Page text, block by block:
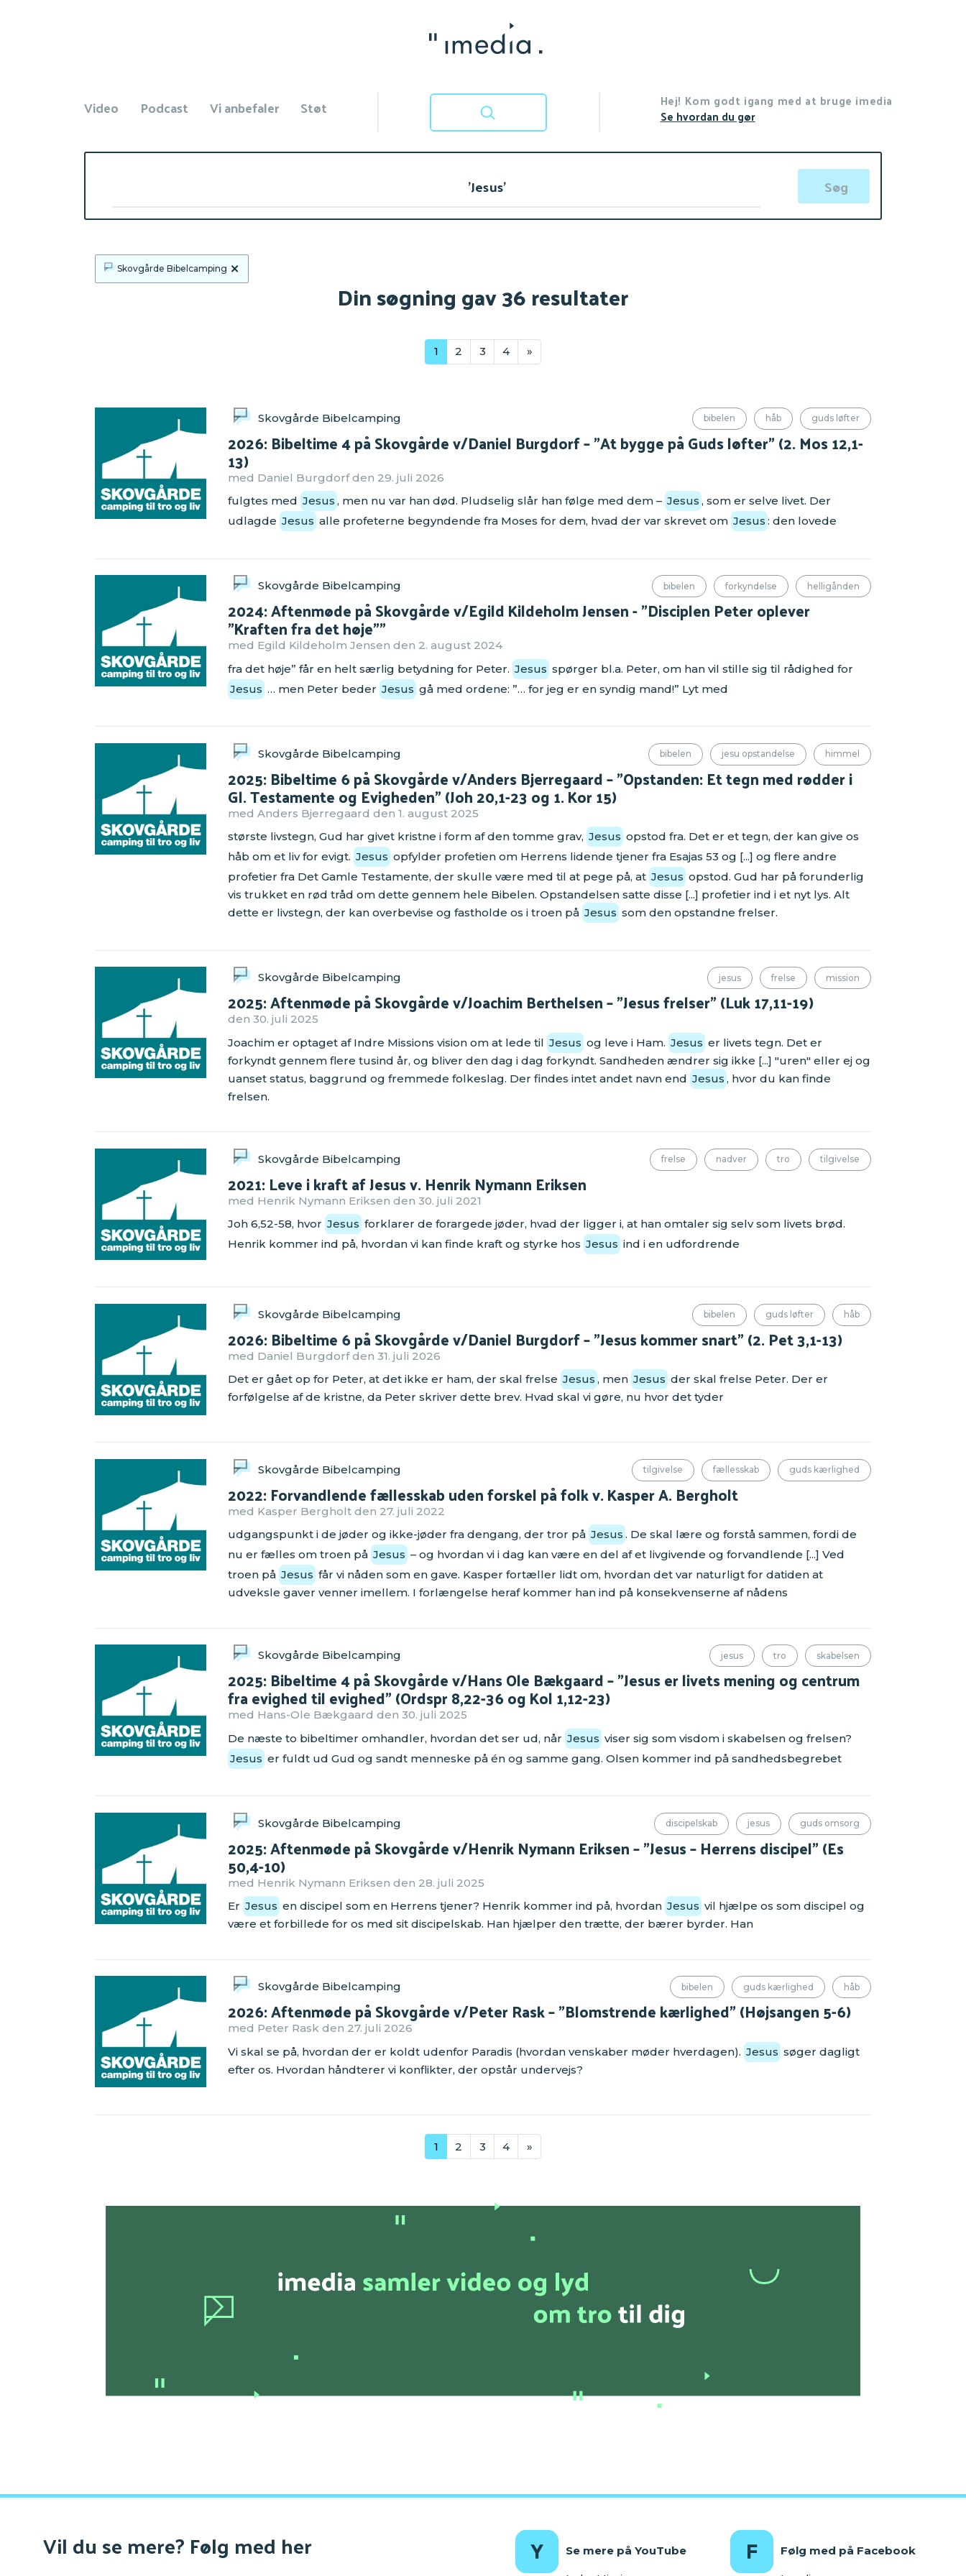
Søg
Video Podcast Vi anbefaler Støt
Hej! Kom godt igang med at bruge imedia
Se hvordan du gør
Skovgårde Bibelcamping ×
Din søgning gav 36 resultater
1 2 3 4 »
Skovgårde Bibelcamping bibelen håb guds løfter
2026: Bibeltime 4 på Skovgårde v/Daniel Burgdorf – "At bygge på Guds løfter” (2. Mos 12,1-
13)
med Daniel Burgdorf den 29. juli 2026
fulgtes med Jesus , men nu var han død. Pludselig slår han følge med dem – Jesus , som er selve livet. Der
udlagde Jesus alle profeterne begyndende fra Moses for dem, hvad der var skrevet om Jesus : den lovede
Skovgårde Bibelcamping bibelen forkyndelse helligånden
2024: Aftenmøde på Skovgårde v/Egild Kildeholm Jensen - "Disciplen Peter oplever
”Kraften fra det høje”"
med Egild Kildeholm Jensen den 2. august 2024
fra det høje” får en helt særlig betydning for Peter. Jesus spørger bl.a. Peter, om han vil stille sig til rådighed for
Jesus … men Peter beder Jesus gå med ordene: ”… for jeg er en syndig mand!” Lyt med
Skovgårde Bibelcamping bibelen jesu opstandelse himmel
2025: Bibeltime 6 på Skovgårde v/Anders Bjerregaard – "Opstanden: Et tegn med rødder i
Gl. Testamente og Evigheden" (Joh 20,1-23 og 1. Kor 15)
med Anders Bjerregaard den 1. august 2025
største livstegn, Gud har givet kristne i form af den tomme grav, Jesus opstod fra. Det er et tegn, der kan give os
håb om et liv for evigt. Jesus opfylder profetien om Herrens lidende tjener fra Esajas 53 og [...] og flere andre
profetier fra Det Gamle Testamente, der skulle være med til at pege på, at Jesus opstod. Gud har på forunderlig
vis trukket en rød tråd om dette gennem hele Bibelen. Opstandelsen satte disse [...] profetier ind i et nyt lys. Alt
dette er livstegn, der kan overbevise og fastholde os i troen på Jesus som den opstandne frelser.
Skovgårde Bibelcamping jesus frelse mission
2025: Aftenmøde på Skovgårde v/Joachim Berthelsen – "Jesus frelser" (Luk 17,11-19)
den 30. juli 2025
Joachim er optaget af Indre Missions vision om at lede til Jesus og leve i Ham. Jesus er livets tegn. Det er
forkyndt gennem flere tusind år, og bliver den dag i dag forkyndt. Sandheden ændrer sig ikke [...] "uren" eller ej og
uanset status, baggrund og fremmede folkeslag. Der findes intet andet navn end Jesus , hvor du kan finde
frelsen.
Skovgårde Bibelcamping frelse nadver tro tilgivelse
2021: Leve i kraft af Jesus v. Henrik Nymann Eriksen
med Henrik Nymann Eriksen den 30. juli 2021
Joh 6,52-58, hvor Jesus forklarer de forargede jøder, hvad der ligger i, at han omtaler sig selv som livets brød.
Henrik kommer ind på, hvordan vi kan finde kraft og styrke hos Jesus ind i en udfordrende
Skovgårde Bibelcamping bibelen guds løfter håb
2026: Bibeltime 6 på Skovgårde v/Daniel Burgdorf – "Jesus kommer snart” (2. Pet 3,1-13)
med Daniel Burgdorf den 31. juli 2026
Det er gået op for Peter, at det ikke er ham, der skal frelse Jesus , men Jesus der skal frelse Peter. Der er
forfølgelse af de kristne, da Peter skriver dette brev. Hvad skal vi gøre, nu hvor det tyder
Skovgårde Bibelcamping tilgivelse fællesskab guds kærlighed
2022: Forvandlende fællesskab uden forskel på folk v. Kasper A. Bergholt
med Kasper Bergholt den 27. juli 2022
udgangspunkt i de jøder og ikke-jøder fra dengang, der tror på Jesus . De skal lære og forstå sammen, fordi de
nu er fælles om troen på Jesus – og hvordan vi i dag kan være en del af et livgivende og forvandlende [...] Ved
troen på Jesus får vi nåden som en gave. Kasper fortæller lidt om, hvordan det var naturligt for datiden at
udveksle gaver venner imellem. I forlængelse heraf kommer han ind på konsekvenserne af nådens
Skovgårde Bibelcamping jesus tro skabelsen
2025: Bibeltime 4 på Skovgårde v/Hans Ole Bækgaard – "Jesus er livets mening og centrum
fra evighed til evighed" (Ordspr 8,22-36 og Kol 1,12-23)
med Hans-Ole Bækgaard den 30. juli 2025
De næste to bibeltimer omhandler, hvordan det ser ud, når Jesus viser sig som visdom i skabelsen og frelsen?
Jesus er fuldt ud Gud og sandt menneske på én og samme gang. Olsen kommer ind på sandhedsbegrebet
Skovgårde Bibelcamping discipelskab jesus guds omsorg
2025: Aftenmøde på Skovgårde v/Henrik Nymann Eriksen – "Jesus – Herrens discipel" (Es
50,4-10)
med Henrik Nymann Eriksen den 28. juli 2025
Er Jesus en discipel som en Herrens tjener? Henrik kommer ind på, hvordan Jesus vil hjælpe os som discipel og
være et forbillede for os med sit discipelskab. Han hjælper den trætte, der bærer byrder. Han
Skovgårde Bibelcamping bibelen guds kærlighed håb
2026: Aftenmøde på Skovgårde v/Peter Rask – "Blomstrende kærlighed” (Højsangen 5-6)
med Peter Rask den 27. juli 2026
Vi skal se på, hvordan der er koldt udenfor Paradis (hvordan venskaber møder hverdagen). Jesus søger dagligt
efter os. Hvordan håndterer vi konflikter, der opstår undervejs?
1 2 3 4 »
Vil du se mere? Følg med her Se mere på YouTube Følg med på Facebook